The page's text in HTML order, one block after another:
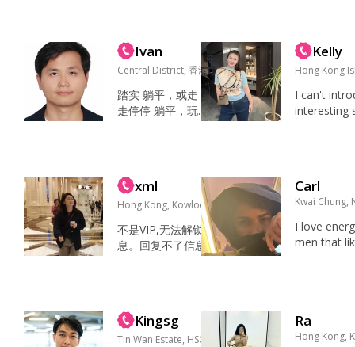
ove going
whether it
Ivan
Central District, 香港
踏实 躺平，或走
走停停 躺平，玩
手机，走走停停，
Kelly
Hong Kong
I can't
interesting
I have
like...
xml
Hong Kong, Kowloon, 香港
不是VIP,无法解锁消
息。回复不了信息 神游
瞎溜达 家人，健康，希
同经营温馨的小家...
Carl
Kwai Chung,
I love
men that
Kingsg
Tin Wan Estate, HSO, 香港
Ra
Hong Kong,